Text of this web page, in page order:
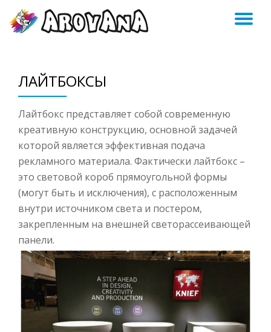
Skip
ЛАЙТБОКСЫ
Лайтбокс представляет собой современную
креативную конструкцию, основной задачей
которой является эффективная подача
рекламного материала. Фактически лайтбокс –
это световой короб прямоугольной формы
(могут быть и исключения), с расположенным
внутри источником света и постером,
закрепленным на внешней светорассеивающей
панели.